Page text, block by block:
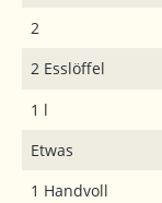
2
2 Esslöffel
1 l
Etwas
1 Handvoll